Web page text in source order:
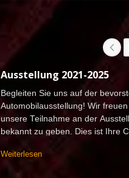
Ausstellung 2021-2025
Begleiten Sie uns auf der
Automobilausstellung! Wir
unsere Teilnahme an der
bekannt zu geben. Dies ist Ihre
Weiterlesen